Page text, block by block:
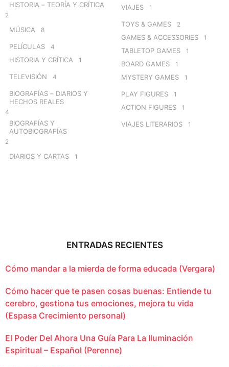
HISTORIA – TEORÍA Y CRÍTICA
2
MÚSICA 8
PELÍCULAS 4
HISTORIA Y CRÍTICA 1
TELEVISIÓN 4
BIOGRAFÍAS – DIARIOS Y
HECHOS REALES
4
BIOGRAFÍAS Y
AUTOBIOGRAFÍAS
2
DIARIOS Y CARTAS 1
VIAJES 1
TOYS & GAMES 2
GAMES & ACCESSORIES 1
TABLETOP GAMES 1
BOARD GAMES 1
MYSTERY GAMES 1
PLAY FIGURES 1
ACTION FIGURES 1
VIAJES LITERARIOS 1
ENTRADAS RECIENTES
Cómo mandar a la mierda de forma educada (Vergara)
Cómo hacer que te pasen cosas buenas: Entiende tu
cerebro, gestiona tus emociones, mejora tu vida
(Espasa Crecimiento personal)
El Poder Del Ahora Una Guía Para La Iluminación
Espiritual – Español (Perenne)